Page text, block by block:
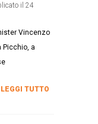
il 24
Vincenzo
Picchio, a
LEGGI TUTTO